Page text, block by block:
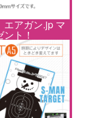
エアガン.jp マ
ト！